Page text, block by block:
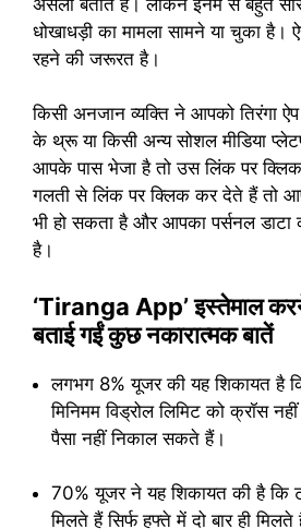
धोखाधड़ी का मामला सामने या चुका है।
रहने की जरूरत है।
किसी अनजान व्यक्ति ने आपको तिरंगा
के थ्रू या किसी अन्य सोशल मीडिया
आपके पास भेजा है तो उस लिंक पर
गलती से लिंक पर क्लिक कर देते हैं तो
भी हो सकता है और आपका पर्सनल डाटा
है।
‘Tiranga App’ इस्तेमाल करने
बताई गईं कुछ नकारात्मक बातें
लगभग 8% यूजर की यह शिकायत है
मिनिमम विड्रोल लिमिट को क्रॉस
पैसा नहीं निकाल सकते हैं।
70% यूजर ने यह शिकायत की है कि
मिलते हैं सिर्फ हफ्ते में दो बार ही मिलते